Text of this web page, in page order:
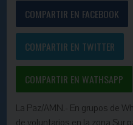
COMPARTIR EN FACEBOOK
COMPARTIR EN TWITTER
COMPARTIR EN WATHSAPP
La Paz/AMN.- En grupos de